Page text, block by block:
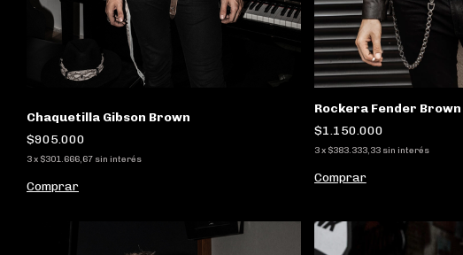
Chaquetilla Gibson Brown
$905.000
3x $301.666,67 sin interés
Comprar
Rockera Fender Brown
$1.150.000
3x $383.333,33 sin interés
Comprar